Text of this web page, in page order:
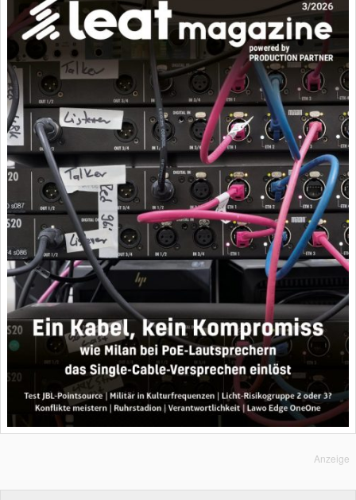
Anzeige